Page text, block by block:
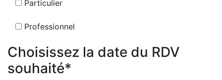
Particulier
Professionnel
Choisissez la date du RDV
souhaité*